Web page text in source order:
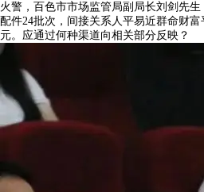
火警，百色市市场监管局副局长刘剑先
配件24批次，间接关系人平易近群命财
元。应通过何种渠道向相关部分反映？